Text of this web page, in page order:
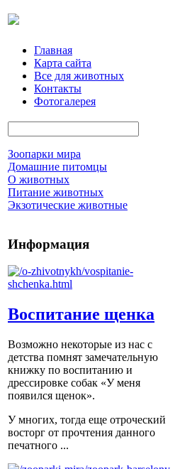
Главная
Карта сайта
Все для животных
Контакты
Фотогалерея
Зоопарки мира
Домашние питомцы
О животных
Питание животных
Экзотические животные
Информация
Воспитание щенка
Возможно некоторые из нас с
детства помнят замечательную
книжку по воспитанию и
дрессировке собак «У меня
появился щенок».
У многих, тогда еще отроческий
восторг от прочтения данного
печатного ...